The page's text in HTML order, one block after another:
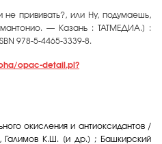
прививать?, или Ну, подумаешь,
— Казань : ТАТМЕДИА.] :
978-5-4465-3339-8.
opac-detail.pl?
окисления и антиоксидантов /
К.Ш. [и др.] ; Башкирский